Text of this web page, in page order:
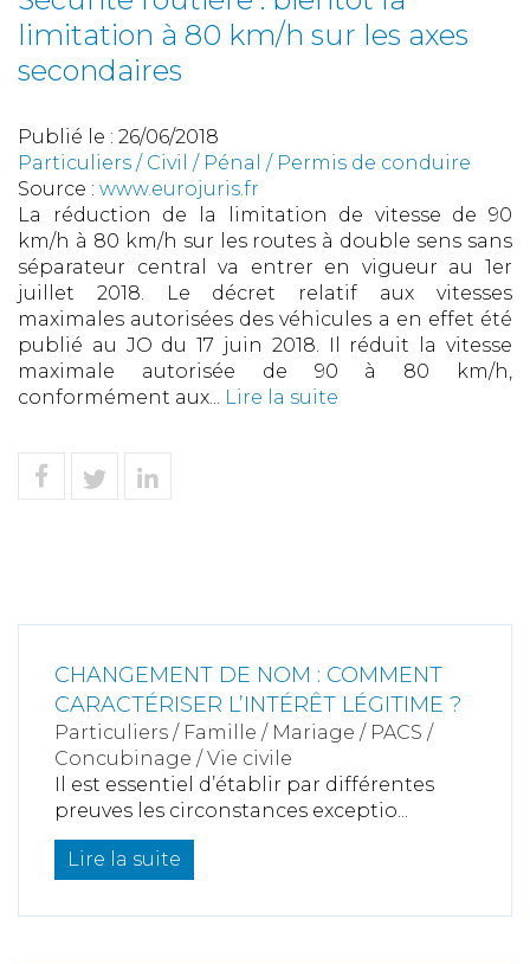
limitation à 80 km/h sur les axes
secondaires
Publié le : 26/06/2018
Particuliers / Civil / Pénal / Permis de conduire
Source : www.eurojuris.fr
La réduction de la limitation de vitesse de 90
km/h à 80 km/h sur les routes à double sens sans
séparateur central va entrer en vigueur au 1er
juillet 2018. Le décret relatif aux vitesses
maximales autorisées des véhicules a en effet été
publié au JO du 17 juin 2018. Il réduit la vitesse
maximale autorisée de 90 à 80 km/h,
conformément aux... Lire la suite
CHANGEMENT DE NOM : COMMENT
CARACTÉRISER L’INTÉRÊT LÉGITIME ?
Particuliers / Famille / Mariage / PACS /
Concubinage / Vie civile
Il est essentiel d’établir par différentes
preuves les circonstances exceptio...
Lire la suite